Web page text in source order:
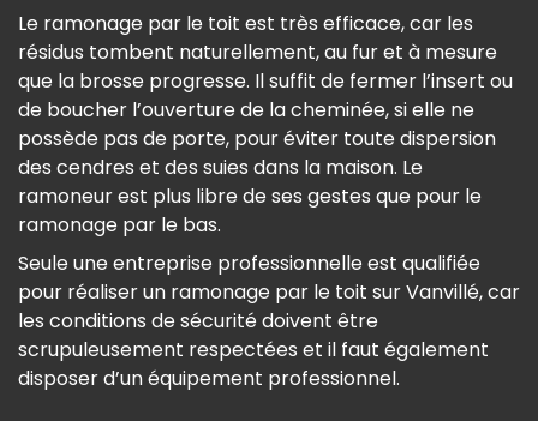
Le ramonage par le toit est très efficace, car les
résidus tombent naturellement, au fur et à mesure
que la brosse progresse. Il suffit de fermer l’insert ou
de boucher l’ouverture de la cheminée, si elle ne
possède pas de porte, pour éviter toute dispersion
des cendres et des suies dans la maison. Le
ramoneur est plus libre de ses gestes que pour le
ramonage par le bas.
Seule une entreprise professionnelle est qualifiée
pour réaliser un ramonage par le toit sur Vanvillé, car
les conditions de sécurité doivent être
scrupuleusement respectées et il faut également
disposer d’un équipement professionnel.